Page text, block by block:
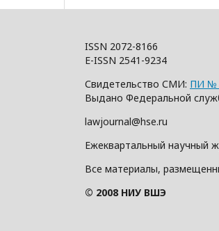
ISSN 2072-8166
E-ISSN 2541-9234
Свидетельство СМИ: ПИ №
Выдано Федеральной
lawjournal@hse.ru
Ежеквартальный научный
Все материалы,
© 2008 НИУ ВШЭ